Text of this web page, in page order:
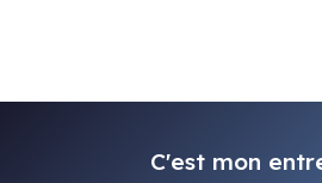
C'est mon